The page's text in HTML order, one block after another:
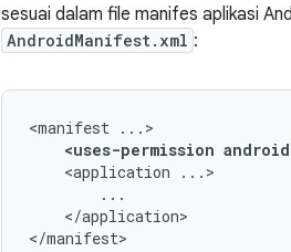
sesuai dalam file manifes aplikasi
AndroidManifest.xml :
<manifest
<uses-permission
<application
</application>
</manifest>